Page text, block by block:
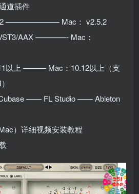
道插件
——————— Mac： v2.5.2
AAX ————- Mac：
以上 ——— Mac：10.12以上（支
—— FL Studio —— Ableton
）详细视频安装教程